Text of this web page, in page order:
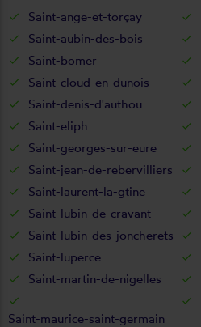
Saint-ange-et-torçay
Saint-aubin-des-bois
Saint-bomer
Saint-cloud-en-dunois
Saint-denis-d'authou
Saint-eliph
Saint-georges-sur-eure
Saint-jean-de-rebervilliers
Saint-laurent-la-gtine
Saint-lubin-de-cravant
Saint-lubin-des-joncherets
Saint-luperce
Saint-martin-de-nigelles
Saint-maurice-saint-germain